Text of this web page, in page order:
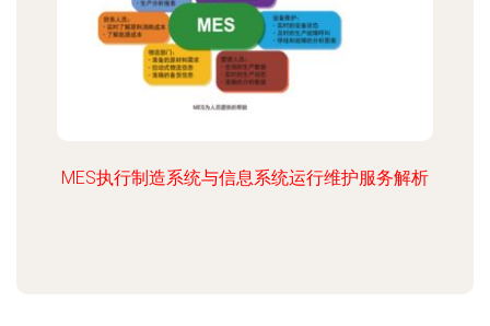
MES执行制造系统与信息系统运行维护服务解析